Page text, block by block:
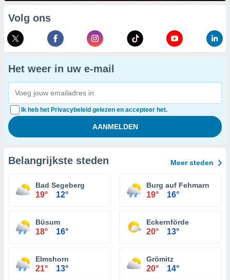
Volg ons
Het weer in uw e-mail
Ik heb het Privacybeleid gelezen en accepteer het.
Belangrijkste steden Meer steden
Bad Segeberg
19° 12°
Burg auf Fehmarn
19° 16°
Büsum
18° 16°
Eckernförde
20° 13°
Elmshorn
21° 13°
Grömitz
20° 14°